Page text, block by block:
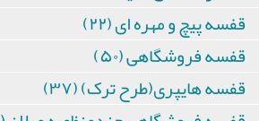
قفسه پیچ و مهره ای (۲۲)
قفسه فروشگاهی (۵۰)
قفسه هایپری(طرح ترک) (۳۷)